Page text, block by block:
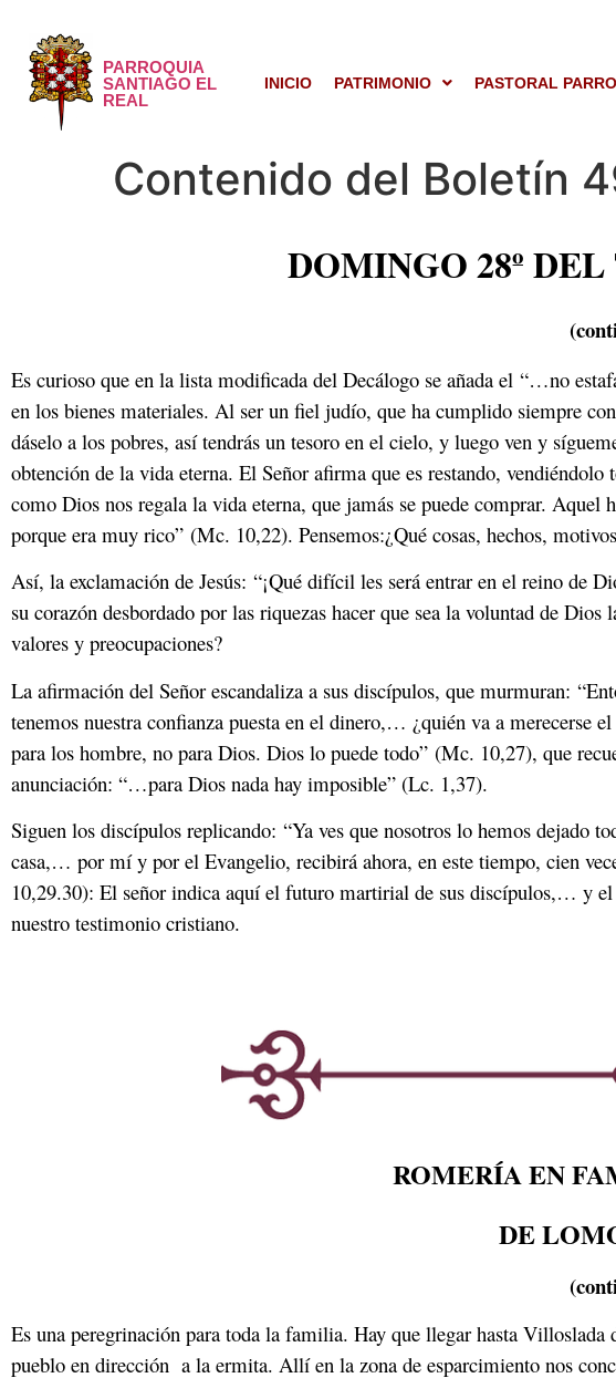
PARROQUIA
SANTIAGO EL
REAL
INICIO PATRIMONIO PASTORAL
Contenido del Boletín
DOMINGO 28º
Es curioso que en la lista modificada del Decálogo se añada el “…no
en los bienes materiales. Al ser un fiel judío, que ha cumplido siempre
dáselo a los pobres, así tendrás un tesoro en el cielo, y luego ven y
obtención de la vida eterna. El Señor afirma que es restando,
como Dios nos regala la vida eterna, que jamás se puede comprar.
porque era muy rico” (Mc. 10,22). Pensemos:¿Qué cosas, hechos,
Así, la exclamación de Jesús: “¡Qué difícil les será entrar en el reino de
su corazón desbordado por las riquezas hacer que sea la voluntad de
valores y preocupaciones?
La afirmación del Señor escandaliza a sus discípulos, que murmuran:
tenemos nuestra confianza puesta en el dinero,… ¿quién va a merecerse
para los hombre, no para Dios. Dios lo puede todo” (Mc. 10,27), que
anunciación: “…para Dios nada hay imposible” (Lc. 1,37).
Siguen los discípulos replicando: “Ya ves que nosotros lo hemos dejado
casa,… por mí y por el Evangelio, recibirá ahora, en este tiempo, cien
10,29.30): El señor indica aquí el futuro martirial de sus discípulos,… y
nuestro testimonio cristiano.
ROMERÍA EN
DE
Es una peregrinación para toda la familia. Hay que llegar hasta
pueblo en dirección a la ermita. Allí en la zona de esparcimiento nos